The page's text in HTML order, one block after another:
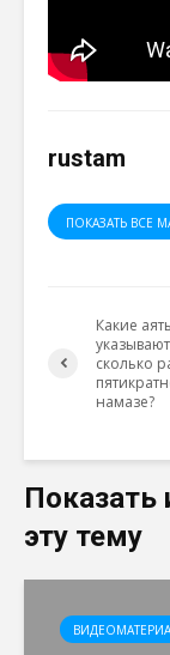
rustam
ПОКАЗАТЬ ВСЕ
Какие
сколько
намазе?
Показать
эту тему